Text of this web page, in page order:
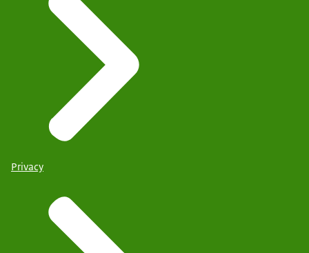
Privacy